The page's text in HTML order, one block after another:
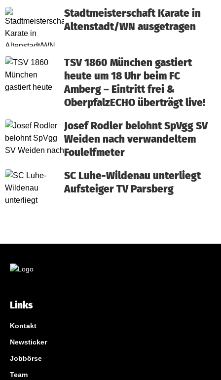
Stadtmeisterschaft Karate in
Altenstadt/WN ausgetragen
TSV 1860 München gastiert
heute um 18 Uhr beim FC
Amberg – Eintritt frei &
OberpfalzECHO überträgt live!
Josef Rodler belohnt SpVgg SV
Weiden nach verwandeltem
Foulelfmeter
SC Luhe-Wildenau unterliegt
Aufsteiger TV Parsberg
Links
Kontakt
Newsticker
Jobbörse
Team